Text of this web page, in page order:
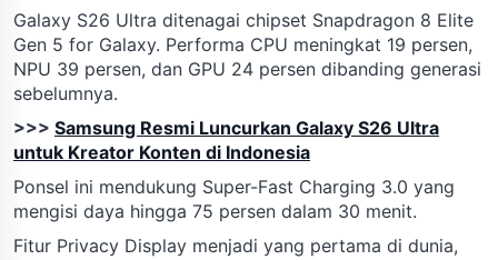
Galaxy S26 Ultra ditenagai chipset Snapdragon 8 Elite
Gen 5 for Galaxy. Performa CPU meningkat 19 persen,
NPU 39 persen, dan GPU 24 persen dibanding generasi
sebelumnya.
>>> Samsung Resmi Luncurkan Galaxy S26 Ultra
untuk Kreator Konten di Indonesia
Ponsel ini mendukung Super-Fast Charging 3.0 yang
mengisi daya hingga 75 persen dalam 30 menit.
Fitur Privacy Display menjadi yang pertama di dunia,